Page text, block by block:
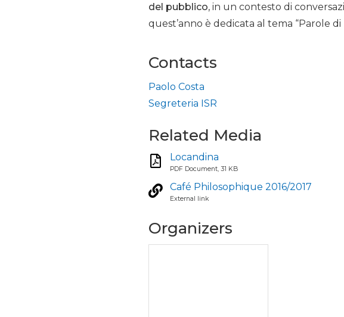
del pubblico, in un contesto di
quest’anno è dedicata al tema “Parole
Contacts
Paolo Costa
Segreteria ISR
Related Media
Locandina
PDF Document, 31 KB
Café Philosophique 2016/2017
External link
Organizers